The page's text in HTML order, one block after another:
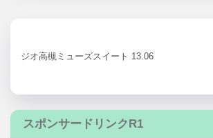
ジオ高槻ミューズスイート 13.06
スポンサードリンクR1